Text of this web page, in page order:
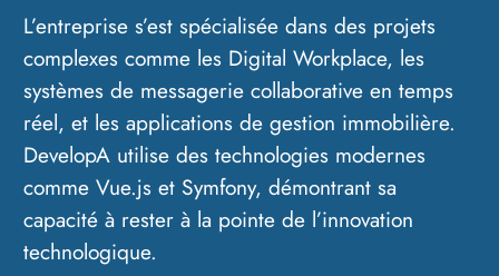
L’entreprise s’est spécialisée dans des projets
complexes comme les Digital Workplace, les
systèmes de messagerie collaborative en temps
réel, et les applications de gestion immobilière.
DevelopA utilise des technologies modernes
comme Vue.js et Symfony, démontrant sa
capacité à rester à la pointe de l’innovation
technologique.